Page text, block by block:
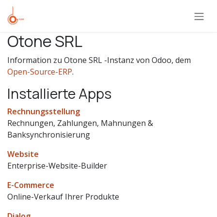
Zum Inhalt springen
Otone SRL
Information zu Otone SRL -Instanz von Odoo, dem
Open-Source-ERP.
Installierte Apps
Rechnungsstellung
Rechnungen, Zahlungen, Mahnungen &
Banksynchronisierung
Website
Enterprise-Website-Builder
E-Commerce
Online-Verkauf Ihrer Produkte